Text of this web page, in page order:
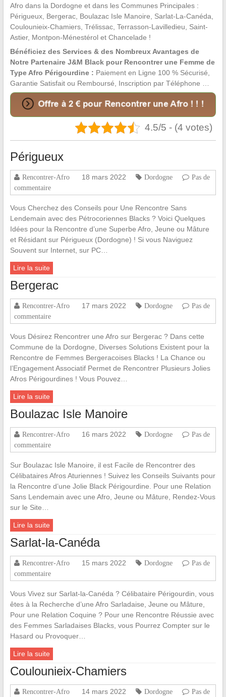
Afro dans la Dordogne et dans les Communes Principales :
Périgueux, Bergerac, Boulazac Isle Manoire, Sarlat-La-Canéda,
Coulounieix-Chamiers, Trélissac, Terrasson-Lavilledieu, Saint-
Astier, Montpon-Ménestérol et Chancelade !
Bénéficiez des Services & des Nombreux Avantages de
Notre Partenaire J&M Black pour Rencontrer une Femme de
Type Afro Périgourdine : Paiement en Ligne 100 % Sécurisé,
Garantie Satisfait ou Remboursé, Inscription par Téléphone …
4.5/5 - (4 votes)
Périgueux
Rencontrer-Afro 18 mars 2022 Dordogne
Pas de
commentaire
Vous Cherchez des Conseils pour Une Rencontre Sans
Lendemain avec des Pétrocoriennes Blacks ? Voici Quelques
Idées pour la Rencontre d’une Superbe Afro, Jeune ou Mâture
et Résidant sur Périgueux (Dordogne) ! Si vous Naviguez
Souvent sur Internet, sur PC…
Lire la suite
Bergerac
Rencontrer-Afro 17 mars 2022 Dordogne
Pas de
commentaire
Vous Désirez Rencontrer une Afro sur Bergerac ? Dans cette
Commune de la Dordogne, Diverses Solutions Existent pour la
Rencontre de Femmes Bergeracoises Blacks ! La Chance ou
l’Engagement Associatif Permet de Rencontrer Plusieurs Jolies
Afros Périgourdines ! Vous Pouvez…
Lire la suite
Boulazac Isle Manoire
Rencontrer-Afro 16 mars 2022 Dordogne
Pas de
commentaire
Sur Boulazac Isle Manoire, il est Facile de Rencontrer des
Célibataires Afros Aturiennes ! Suivez les Conseils Suivants pour
la Rencontre d’une Jolie Black Périgourdine. Pour une Relation
Sans Lendemain avec une Afro, Jeune ou Mâture, Rendez-Vous
sur le Site…
Lire la suite
Sarlat-la-Canéda
Rencontrer-Afro 15 mars 2022 Dordogne
Pas de
commentaire
Vous Vivez sur Sarlat-la-Canéda ? Célibataire Périgourdin, vous
êtes à la Recherche d’une Afro Sarladaise, Jeune ou Mâture,
Pour une Relation Coquine ? Pour une Rencontre Réussie avec
des Femmes Sarladaises Blacks, vous Pourrez Compter sur le
Hasard ou Provoquer…
Lire la suite
Coulounieix-Chamiers
Rencontrer-Afro 14 mars 2022 Dordogne
Pas de